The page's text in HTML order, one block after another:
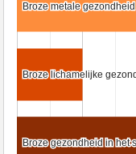
Broze metale gezondheid
Broze metale gezondheid
Broze lichamelijke
Broze lichamelijke
Broze gezondheid in het
Broze gezondheid in het